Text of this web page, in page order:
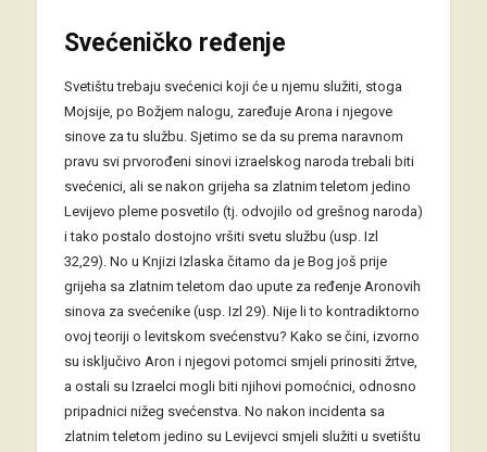
Svećeničko ređenje
Svetištu trebaju svećenici koji će u njemu služiti, stoga
Mojsije, po Božjem nalogu, zaređuje Arona i njegove
sinove za tu službu. Sjetimo se da su prema naravnom
pravu svi prvorođeni sinovi izraelskog naroda trebali biti
svećenici, ali se nakon grijeha sa zlatnim teletom jedino
Levijevo pleme posvetilo (tj. odvojilo od grešnog naroda)
i tako postalo dostojno vršiti svetu službu (usp. Izl
32,29). No u Knjizi Izlaska čitamo da je Bog još prije
grijeha sa zlatnim teletom dao upute za ređenje Aronovih
sinova za svećenike (usp. Izl 29). Nije li to kontradiktorno
ovoj teoriji o levitskom svećenstvu? Kako se čini, izvorno
su isključivo Aron i njegovi potomci smjeli prinositi žrtve,
a ostali su Izraelci mogli biti njihovi pomoćnici, odnosno
pripadnici nižeg svećenstva. No nakon incidenta sa
zlatnim teletom jedino su Levijevci smjeli služiti u svetištu